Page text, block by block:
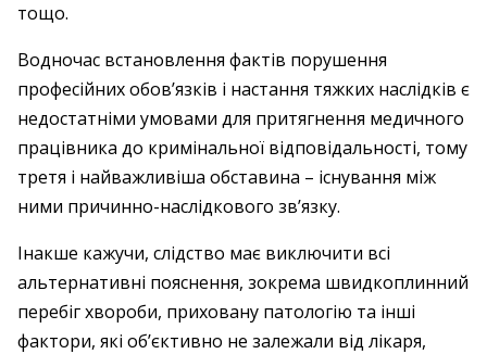
тощо.
Водночас встановлення фактів порушення
професійних обов’язків і настання тяжких наслідків є
недостатніми умовами для притягнення медичного
працівника до кримінальної відповідальності, тому
третя і найважливіша обставина – існування між
ними причинно-наслідкового зв’язку.
Інакше кажучи, слідство має виключити всі
альтернативні пояснення, зокрема швидкоплинний
перебіг хвороби, приховану патологію та інші
фактори, які об’єктивно не залежали від лікаря,